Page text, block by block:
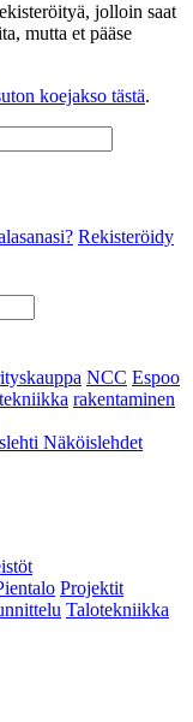
jolloin saat
mutta et pääse
koejakso tästä.
Rekisteröidy
NCC Espoo
rakentaminen
Näköislehdet
Projektit
Talotekniikka